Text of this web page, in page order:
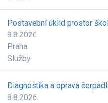
Postavební úklid prostor
8.8.2026
Praha
Služby
Diagnostika a oprava
8.8.2026